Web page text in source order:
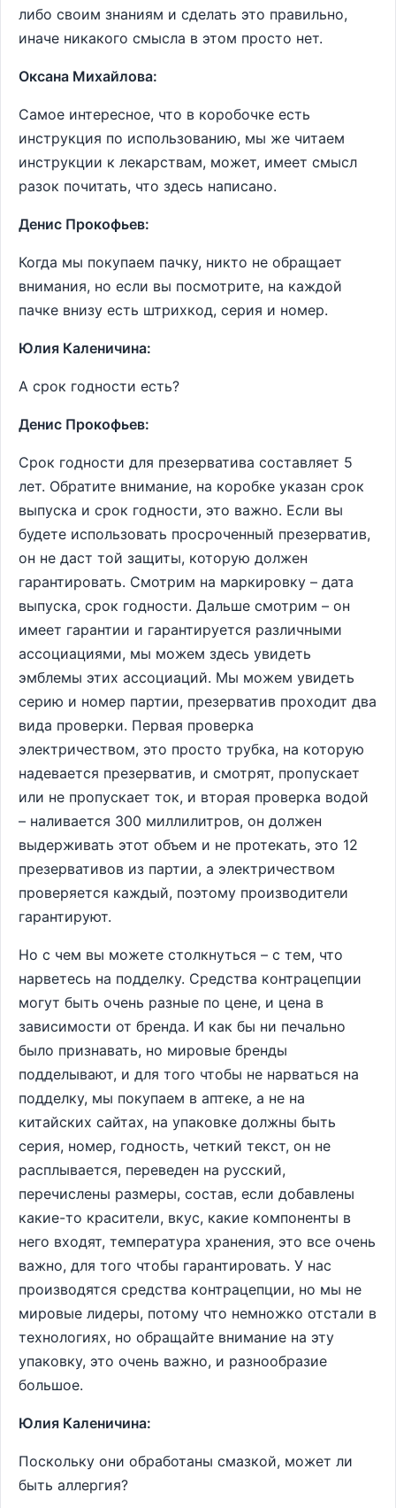
либо своим знаниям и сделать это правильно,
иначе никакого смысла в этом просто нет.
Оксана Михайлова:
Самое интересное, что в коробочке есть
инструкция по использованию, мы же читаем
инструкции к лекарствам, может, имеет смысл
разок почитать, что здесь написано.
Денис Прокофьев:
Когда мы покупаем пачку, никто не обращает
внимания, но если вы посмотрите, на каждой
пачке внизу есть штрихкод, серия и номер.
Юлия Каленичина:
А срок годности есть?
Денис Прокофьев:
Срок годности для презерватива составляет 5
лет. Обратите внимание, на коробке указан срок
выпуска и срок годности, это важно. Если вы
будете использовать просроченный презерватив,
он не даст той защиты, которую должен
гарантировать. Смотрим на маркировку – дата
выпуска, срок годности. Дальше смотрим – он
имеет гарантии и гарантируется различными
ассоциациями, мы можем здесь увидеть
эмблемы этих ассоциаций. Мы можем увидеть
серию и номер партии, презерватив проходит два
вида проверки. Первая проверка
электричеством, это просто трубка, на которую
надевается презерватив, и смотрят, пропускает
или не пропускает ток, и вторая проверка водой
– наливается 300 миллилитров, он должен
выдерживать этот объем и не протекать, это 12
презервативов из партии, а электричеством
проверяется каждый, поэтому производители
гарантируют.
Но с чем вы можете столкнуться – с тем, что
нарветесь на подделку. Средства контрацепции
могут быть очень разные по цене, и цена в
зависимости от бренда. И как бы ни печально
было признавать, но мировые бренды
подделывают, и для того чтобы не нарваться на
подделку, мы покупаем в аптеке, а не на
китайских сайтах, на упаковке должны быть
серия, номер, годность, четкий текст, он не
расплывается, переведен на русский,
перечислены размеры, состав, если добавлены
какие-то красители, вкус, какие компоненты в
него входят, температура хранения, это все очень
важно, для того чтобы гарантировать. У нас
производятся средства контрацепции, но мы не
мировые лидеры, потому что немножко отстали в
технологиях, но обращайте внимание на эту
упаковку, это очень важно, и разнообразие
большое.
Юлия Каленичина:
Поскольку они обработаны смазкой, может ли
быть аллергия?